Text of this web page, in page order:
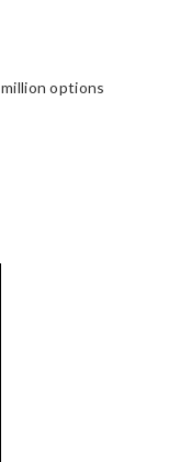
million options